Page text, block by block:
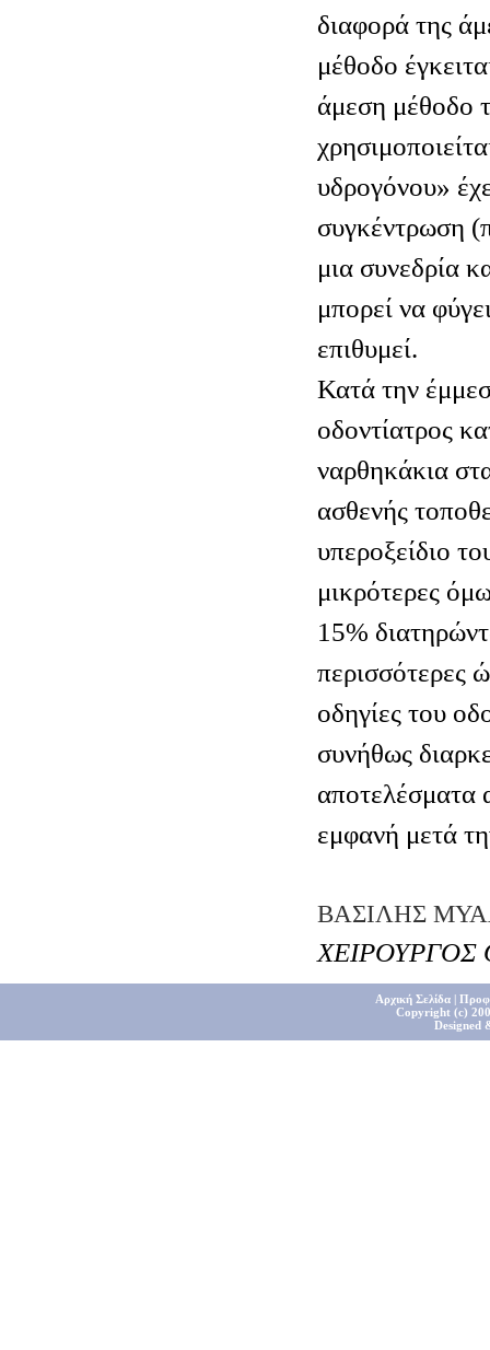
διαφορά της
μέθοδο
άμεση μέθοδο
υδρογόνου»
συγκέντρωση
μια συνεδρία
μπορεί να
επιθυμεί.
Κατά την
οδοντίατρος
ναρθηκάκια
ασθενής
υπεροξείδιο
μικρότερες
15%
περισσότερες
οδηγίες του
συνήθως
αποτελέσματα
εμφανή μετά
ΒΑΣΙΛΗΣ
ΧΕΙΡΟΥΡΓΟΣ
Αρχική Σελίδα|
Copyright (c)
Designed